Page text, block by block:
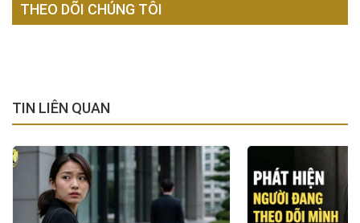
THEO DÕI CHÚNG TÔI
TIN LIÊN QUAN